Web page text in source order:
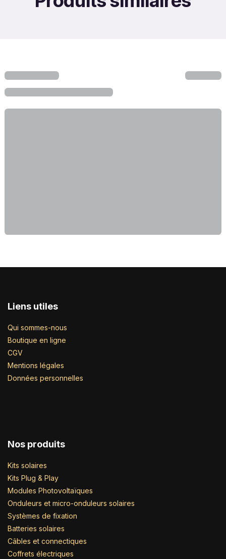
Liens utiles
Qui sommes-nous
Boutique en ligne
CGV
Mentions légales
Données personnelles
Nos produits
Kits solaires
Kits Plug & Play
Modules Photovoltaïques
Onduleurs et micro-onduleurs solaires
Systèmes de fixation
Batteries solaires
Câbles et connectiques
Coffrets électriques